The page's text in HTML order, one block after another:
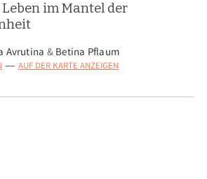
im Mantel der
Avrutina & Betina Pflaum
— AUF DER KARTE ANZEIGEN